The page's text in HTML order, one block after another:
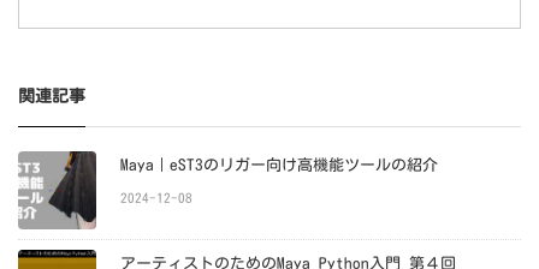
関連記事
Maya｜eST3のリガー向け高機能ツールの紹介
2024-12-08
アーティストのためのMaya Python入門 第４回